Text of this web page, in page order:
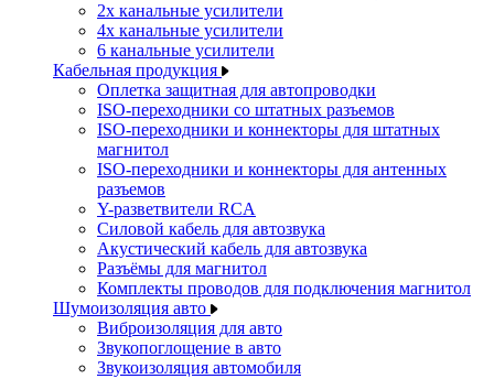
2х канальные усилители
4х канальные усилители
6 канальные усилители
Кабельная продукция
Оплетка защитная для автопроводки
ISO-переходники со штатных разъемов
ISO-переходники и коннекторы для штатных
магнитол
ISO-переходники и коннекторы для антенных
разъемов
Y-разветвители RCA
Силовой кабель для автозвука
Акустический кабель для автозвука
Разъёмы для магнитол
Комплекты проводов для подключения магнитол
Шумоизоляция авто
Виброизоляция для авто
Звукопоглощение в авто
Звукоизоляция автомобиля